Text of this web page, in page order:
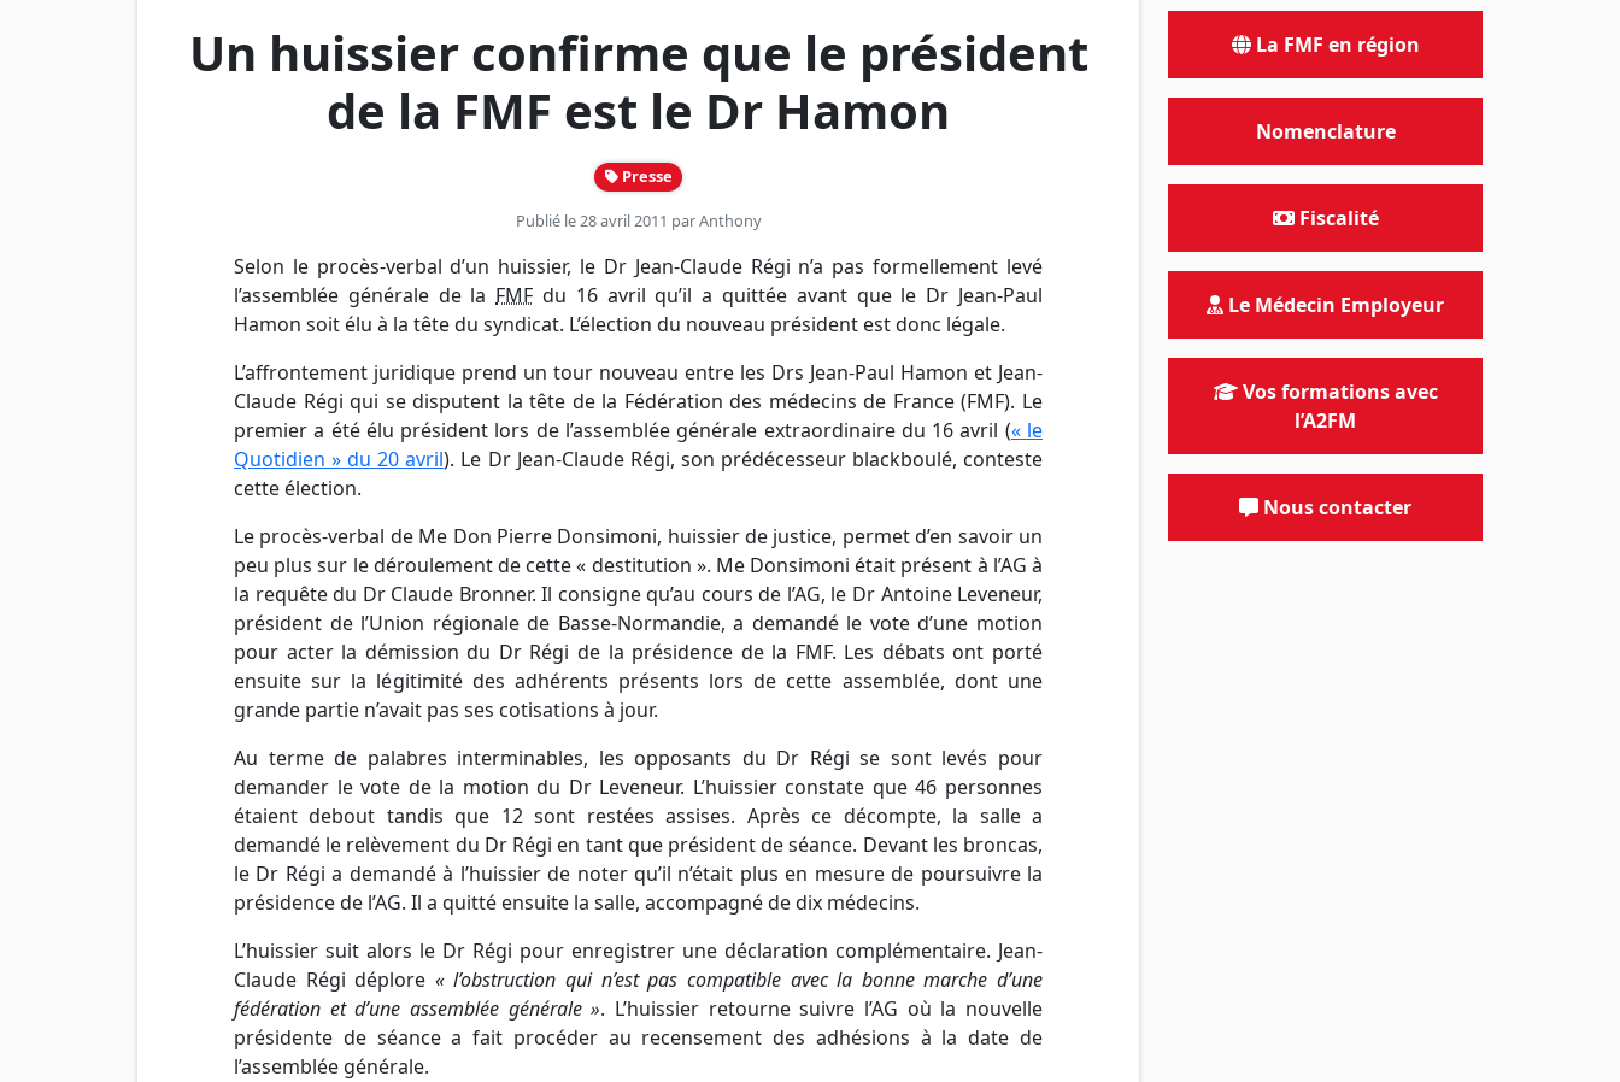
Un huissier confirme que le président
de la FMF est le Dr Hamon
Presse
Publié le 28 avril 2011 parAnthony
Selon le procès-verbal d’un huissier, le Dr Jean-Claude Régi n’a pas formellement levé
l’assemblée générale de la FMF du 16 avril qu’il a quittée avant que le Dr Jean-Paul
Hamon soit élu à la tête du syndicat. L’élection du nouveau président est donc légale.
L’affrontement juridique prend un tour nouveau entre les Drs Jean-Paul Hamon et Jean-
Claude Régi qui se disputent la tête de la Fédération des médecins de France (FMF). Le
premier a été élu président lors de l’assemblée générale extraordinaire du 16 avril (« le
Quotidien » du 20 avril). Le DrJean-Claude Régi, son prédécesseur blackboulé, conteste
cette élection.
Le procès-verbal de Me Don Pierre Donsimoni, huissier de justice, permet d’en savoir un
peu plus sur le déroulement de cette « destitution ». Me Donsimoni était présent à l’AG à
la requête du DrClaude Bronner. Il consigne qu’au cours de l’AG, le Dr Antoine Leveneur,
président de l’Union régionale de Basse-Normandie, a demandé le vote d’une motion
pour acterla démission du DrRégi de la présidence de la FMF. Les débats ont porté
ensuite sur la légitimité des adhérents présents lors de cette assemblée, dont une
grande partie n’avait pas ses cotisations à jour.
Au terme de palabres interminables, les opposants du Dr Régi se sont levés pour
demander le vote de la motion du Dr Leveneur. L’huissier constate que 46 personnes
étaient debout tandis que 12 sont restées assises. Après ce décompte, la salle a
demandé le relèvement du DrRégi en tant que président de séance. Devant les broncas,
le Dr Régi a demandé à l’huissier de noter qu’il n’était plus en mesure de poursuivre la
présidence de l’AG. Il a quitté ensuite la salle, accompagné de dix médecins.
L’huissier suit alors le Dr Régi pour enregistrer une déclaration complémentaire. Jean-
Claude Régi déplore « l’obstruction qui n’est pas compatible avec la bonne marche d’une
fédération et d’une assemblée générale ». L’huissier retourne suivre l’AG où la nouvelle
présidente de séance a fait procéder au recensement des adhésions à la date de
l’assemblée générale.
La FMF en région
Nomenclature
Fiscalité
Le Médecin Employeur
Vos formations avec
l’A2FM
Nous contacter